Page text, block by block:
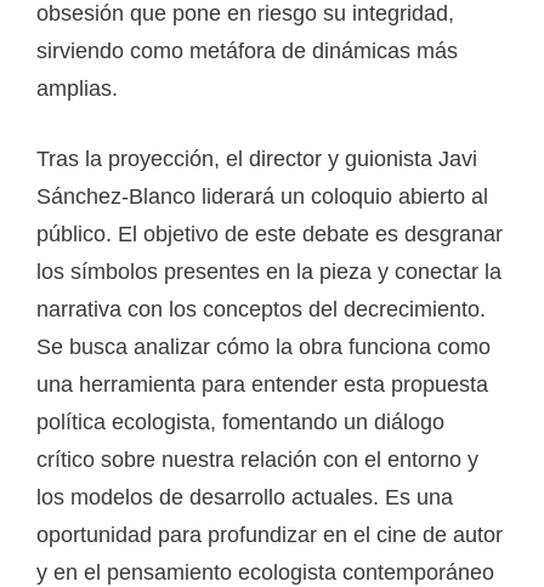
obsesión que pone en riesgo su integridad,
sirviendo como metáfora de dinámicas más
amplias.
Tras la proyección, el director y guionista Javi
Sánchez-Blanco liderará un coloquio abierto al
público. El objetivo de este debate es desgranar
los símbolos presentes en la pieza y conectar la
narrativa con los conceptos del decrecimiento.
Se busca analizar cómo la obra funciona como
una herramienta para entender esta propuesta
política ecologista, fomentando un diálogo
crítico sobre nuestra relación con el entorno y
los modelos de desarrollo actuales. Es una
oportunidad para profundizar en el cine de autor
y en el pensamiento ecologista contemporáneo